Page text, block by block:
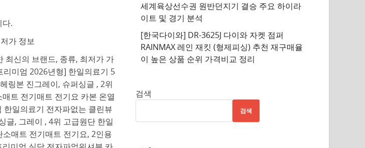
.
가 정보
최신의 브랜드, 종류, 최저가 가
미엄 2026년형] 한일의료기 5
링본 진그레이, 슈퍼싱글 , 2위
트 전기매트 전기요 카본 온열
한일의료기 전자파없는 클린뷰
글, 그레이 , 4위 고급원단 한일
매트 전기매트 전기요, 2인용
세계육상선수권 원반던지기 결승 주요 하이라
이트 및 경기 분석
[한국다이와] DR-3625J 다이와 자켓 점퍼
RAINMAX 레인 재킷 (형제피싱) 추천 재구매율
이 높은 상품 순위 가격비교 정리
검색
검색